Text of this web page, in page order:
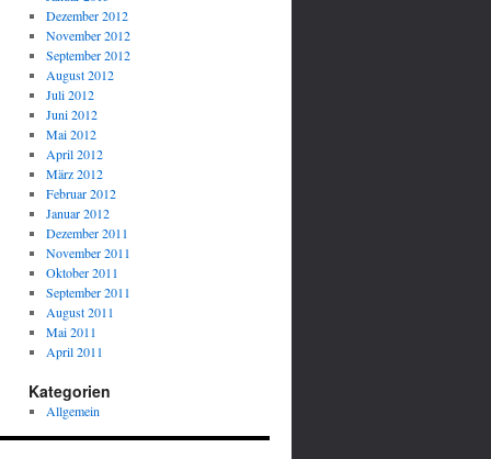
Dezember 2012
November 2012
September 2012
August 2012
Juli 2012
Juni 2012
Mai 2012
April 2012
März 2012
Februar 2012
Januar 2012
Dezember 2011
November 2011
Oktober 2011
September 2011
August 2011
Mai 2011
April 2011
Kategorien
Allgemein